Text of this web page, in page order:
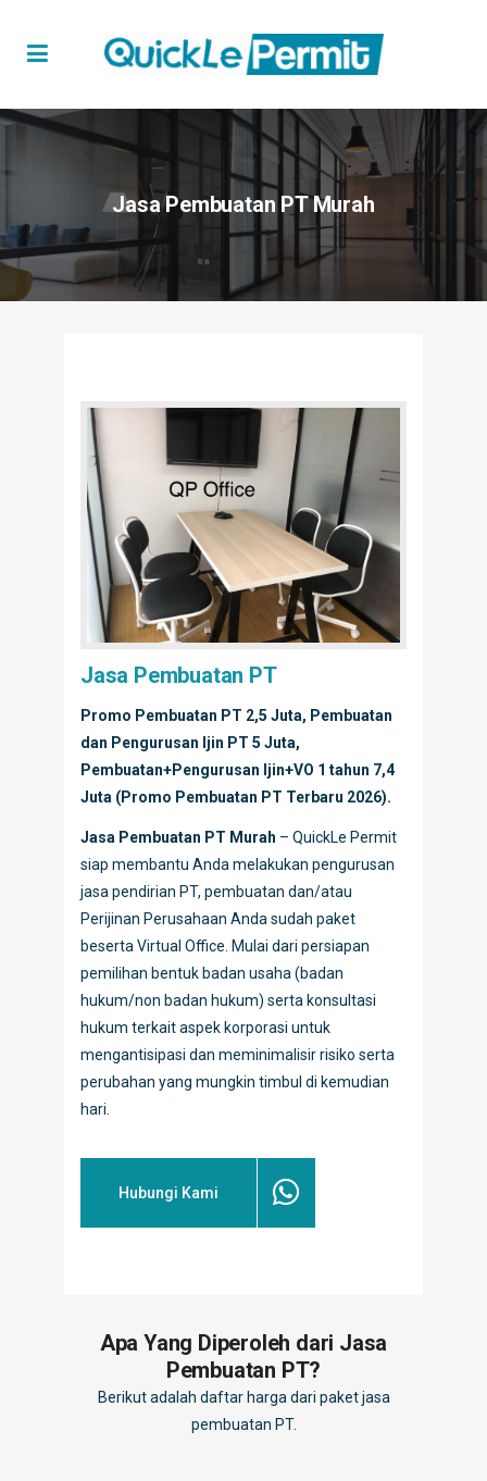
Jasa Pembuatan PT Murah
Jasa Pembuatan PT
Promo Pembuatan PT 2,5 Juta, Pembuatan
dan Pengurusan Ijin PT 5 Juta,
Pembuatan+Pengurusan Ijin+VO 1 tahun 7,4
Juta (Promo Pembuatan PT Terbaru 2026).
Jasa Pembuatan PT Murah – QuickLe Permit
siap membantu Anda melakukan pengurusan
jasa pendirian PT, pembuatan dan/atau
Perijinan Perusahaan Anda sudah paket
beserta Virtual Office. Mulai dari persiapan
pemilihan bentuk badan usaha (badan
hukum/non badan hukum) serta konsultasi
hukum terkait aspek korporasi untuk
mengantisipasi dan meminimalisir risiko serta
perubahan yang mungkin timbul di kemudian
hari.
Hubungi Kami
Apa Yang Diperoleh dari Jasa
Pembuatan PT?
Berikut adalah daftar harga dari paket jasa
pembuatan PT.